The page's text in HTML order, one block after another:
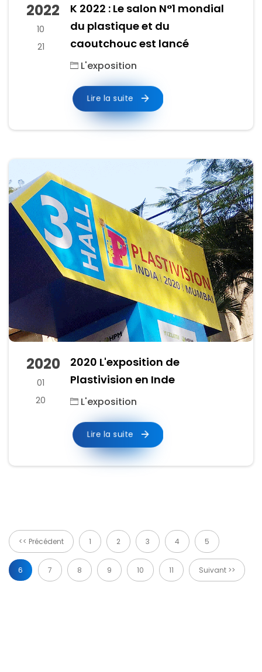
2022
10
21
K 2022 : Le salon N°1 mondial
du plastique et du
caoutchouc est lancé
L'exposition
Lire la suite
2020
01
20
2020 L'exposition de
Plastivision en Inde
L'exposition
Lire la suite
<< Précédent 1 2 3 4 5
6 7 8 9 10 11 Suivant >>